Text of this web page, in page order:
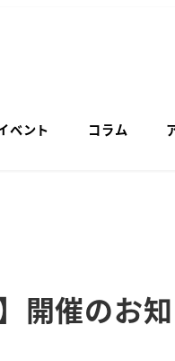
ベント コラム
開催のお